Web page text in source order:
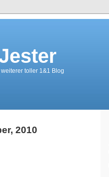
weiterer toller 1&1 Blog
2010